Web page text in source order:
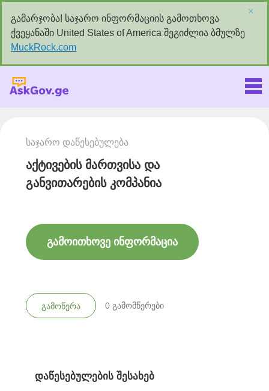
გამარჯობა! საჯარო ინფორმაციის გამოთხოვა
ქვეყანაში United States of America შეგიძლია ბმულზე
MuckRock.com
×
საჯარო დაწესებულება
აქტივების მართვისა და
განვითარების კომპანია
გამოითხოვე ინფორმაცია
გამოწერა 0 გამომწერები
დაწესებულების შესახებ